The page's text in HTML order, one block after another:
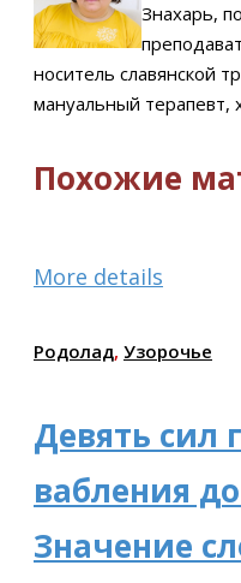
Знахарь,
носитель славянской
мануальный терапевт,
Похожие
More details
Родолад, Узорочье
Девять сил
вабления
Значение